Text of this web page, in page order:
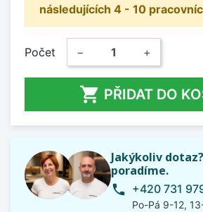
následujících 4 - 10
Počet − +
 PŘIDAT DO
Jakýkoliv
poradíme.
phone +420 731
Po-Pá 9-12,